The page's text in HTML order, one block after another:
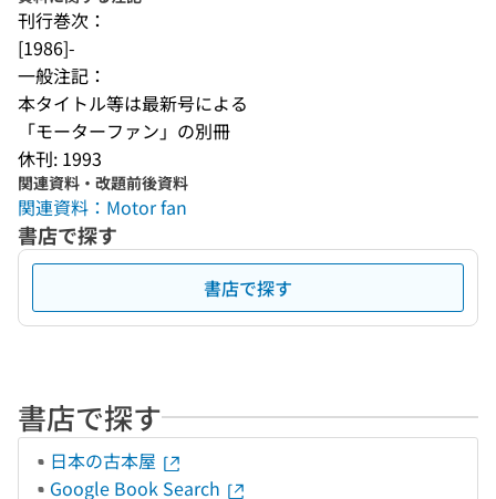
刊行巻次：
[1986]-
一般注記：
本タイトル等は最新号による
「モーターファン」の別冊
休刊: 1993
関連資料・改題前後資料
関連資料：Motor fan
書店で探す
書店で探す
書店で探す
日本の古本屋
Google Book Search